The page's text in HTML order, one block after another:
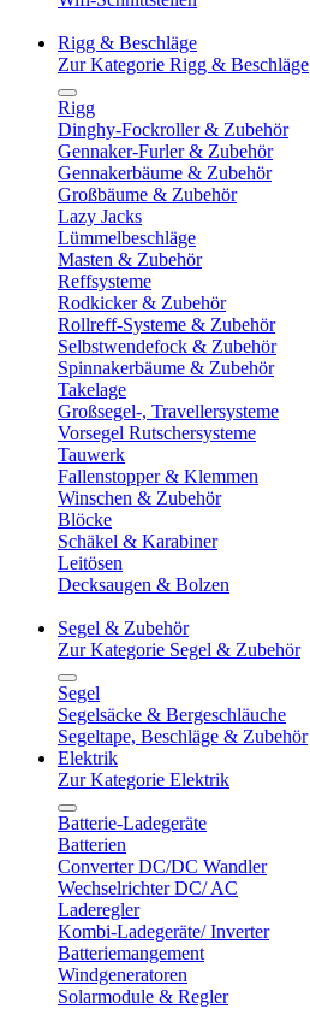
Rigg & Beschläge
Zur Kategorie Rigg & Beschläge
Rigg
Dinghy-Fockroller & Zubehör
Gennaker-Furler & Zubehör
Gennakerbäume & Zubehör
Großbäume & Zubehör
Lazy Jacks
Lümmelbeschläge
Masten & Zubehör
Reffsysteme
Rodkicker & Zubehör
Rollreff-Systeme & Zubehör
Selbstwendefock & Zubehör
Spinnakerbäume & Zubehör
Takelage
Großsegel-, Travellersysteme
Vorsegel Rutschersysteme
Tauwerk
Fallenstopper & Klemmen
Winschen & Zubehör
Blöcke
Schäkel & Karabiner
Leitösen
Decksaugen & Bolzen
Segel & Zubehör
Zur Kategorie Segel & Zubehör
Segel
Segelsäcke & Bergeschläuche
Segeltape, Beschläge & Zubehör
Elektrik
Zur Kategorie Elektrik
Batterie-Ladegeräte
Batterien
Converter DC/DC Wandler
Wechselrichter DC/ AC
Laderegler
Kombi-Ladegeräte/ Inverter
Batteriemangement
Windgeneratoren
Solarmodule & Regler